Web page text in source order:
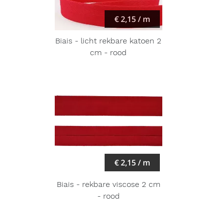
€ 2,15 / m
Biais - licht rekbare katoen 2
cm - rood
€ 2,15 / m
Biais - rekbare viscose 2 cm
- rood